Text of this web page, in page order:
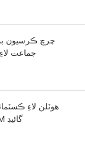
چرچ ڪرسيون
جماعت
هوٽلن لاءِ
ريٽيڊ هوٽل منصوبن لاءِ OEM گائيڊ